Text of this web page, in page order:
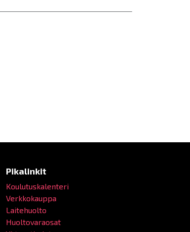
Pikalinkit
Koulutuskalenteri
Verkkokauppa
Laitehuolto
Huoltovaraosat